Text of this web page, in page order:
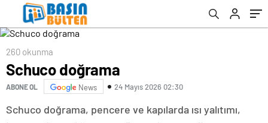
260 okunma
Schuco doğrama
ABONE OL News 24 Mayıs 2026 02:30
Schuco doğrama, pencere ve kapılarda ısı yalıtımı,